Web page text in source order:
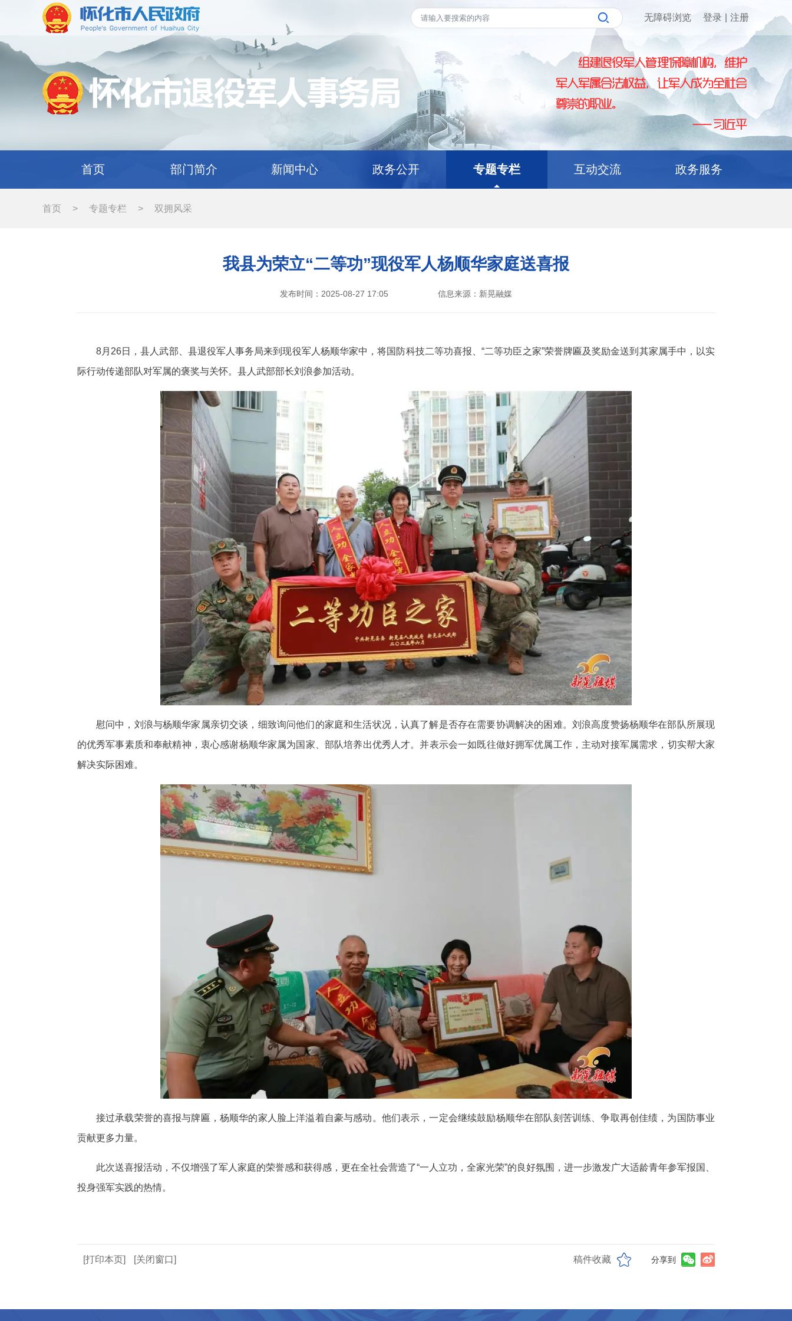
无障碍浏览 登录 注册
首页 部门简介 新闻中心 政务公开 专题专栏 互动交流 政务服务
首页 > 专题专栏 > 双拥风采
我县为荣立“二等功”现役军人杨顺华家庭送喜报
发布时间：2025-08-27 17:05 信息来源：新晃融媒
8月26日，县人武部、县退役军人事务局来到现役军人杨顺华家中，将国防科技二等功喜报、“二等功臣之家”荣誉牌匾及奖励金送到其家属手中，以实
际行动传递部队对军属的褒奖与关怀。县人武部部长刘浪参加活动。
慰问中，刘浪与杨顺华家属亲切交谈，细致询问他们的家庭和生活状况，认真了解是否存在需要协调解决的困难。刘浪高度赞扬杨顺华在部队所展现
的优秀军事素质和奉献精神，衷心感谢杨顺华家属为国家、部队培养出优秀人才。并表示会一如既往做好拥军优属工作，主动对接军属需求，切实帮大家
解决实际困难。
接过承载荣誉的喜报与牌匾，杨顺华的家人脸上洋溢着自豪与感动。他们表示，一定会继续鼓励杨顺华在部队刻苦训练、争取再创佳绩，为国防事业
贡献更多力量。
此次送喜报活动，不仅增强了军人家庭的荣誉感和获得感，更在全社会营造了“一人立功，全家光荣”的良好氛围，进一步激发广大适龄青年参军报国、
投身强军实践的热情。
[打印本页] [关闭窗口] 稿件收藏 分享到